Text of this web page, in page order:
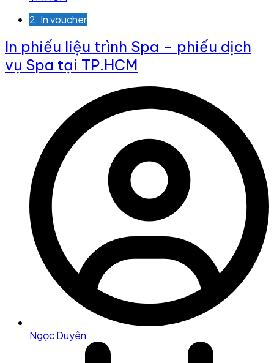
2. In voucher
In phiếu liệu trình Spa – phiếu dịch
vụ Spa tại TP.HCM
Ngọc Duyên